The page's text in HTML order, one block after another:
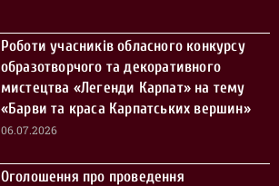
Роботи учасників обласного конкурсу
образотворчого та декоративного
мистецтва «Легенди Карпат» на тему
«Барви та краса Карпатських вершин»
06.07.2026
Оголошення про проведення